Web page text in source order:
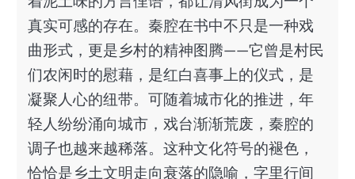
真实可感的存在。秦腔在书中不只是一种戏
曲形式，更是乡村的精神图腾——它曾是村民
们农闲时的慰藉，是红白喜事上的仪式，是
凝聚人心的纽带。可随着城市化的推进，年
轻人纷纷涌向城市，戏台渐渐荒废，秦腔的
调子也越来越稀落。这种文化符号的褪色，
恰恰是乡土文明走向衰落的隐喻，字里行间